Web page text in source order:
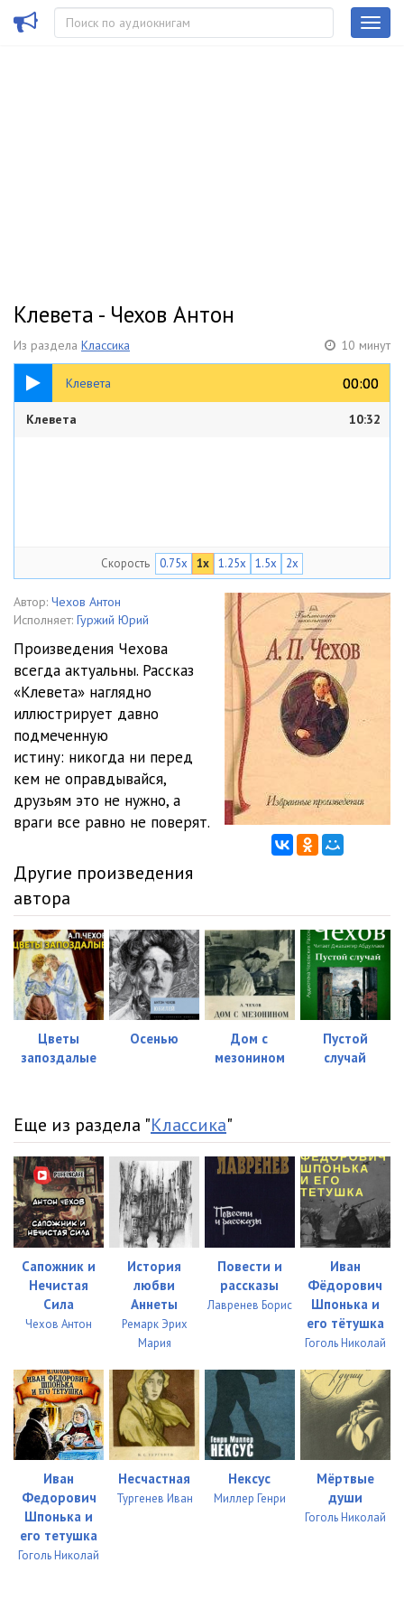
Клевета - Чехов Антон
Из раздела Классика 10 минут
Клевета 00:00
00:00
10:32
Клевета 10:32
Скорость 0.75x 1x 1.25x 1.5x 2x
Автор: Чехов Антон
Исполняет: Гуржий Юрий
Произведения Чехова
всегда актуальны. Рассказ
«Клевета» наглядно
иллюстрирует давно
подмеченную
истину: никогда ни перед
кем не оправдывайся,
друзьям это не нужно, а
враги все равно не поверят.
Другие произведения
автора
Цветы
запоздалые
Осенью
Дом с
мезонином
Пустой
случай
Еще из раздела "Классика"
Сапожник и
Нечистая
Сила
Чехов Антон
История
любви
Аннеты
Ремарк Эрих
Мария
Повести и
рассказы
Лавренев Борис
Иван
Фёдорович
Шпонька и
его тётушка
Гоголь Николай
Иван
Федорович
Шпонька и
его тетушка
Гоголь Николай
Несчастная
Тургенев Иван
Нексус
Миллер Генри
Мёртвые
души
Гоголь Николай